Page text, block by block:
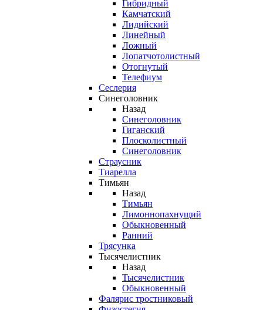
Гибридный
Камчатский
Лидийский
Линейный
Ложный
Лопатчотолистный
Отогнутый
Телефиум
Сеслерия
Синеголовник
Назад
Синеголовник
Гиганский
Плосколистный
Синеголовник
Страусник
Тиарелла
Тимьян
Назад
Тимьян
Лимоннопахнущий
Обыкновенный
Ранний
Трясунка
Тысячелистник
Назад
Тысячелистник
Обыкновенный
Фалярис тростниковый